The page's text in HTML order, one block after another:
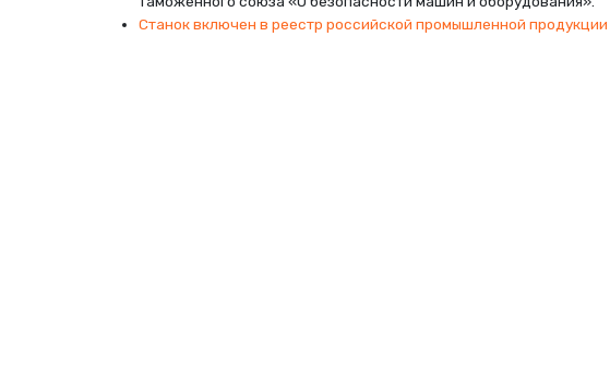
Станок включен в реестр российской промышленной продукции